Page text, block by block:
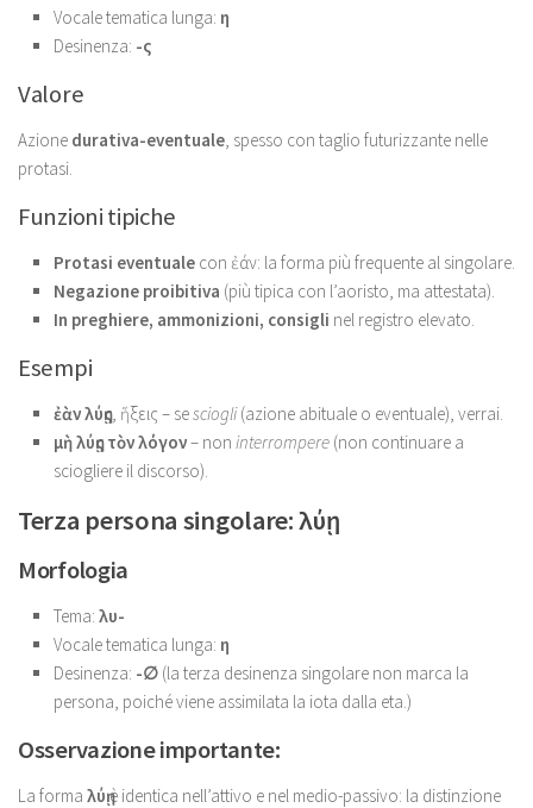
Vocale tematica lunga: η
Desinenza: -ς
Valore
Azione durativa-eventuale , spesso con taglio futurizzante nelle
protasi.
Funzioni tipiche
Protasi eventuale con ἐάν: la forma più frequente al singolare.
Negazione proibitiva (più tipica con l’aoristo, ma attestata).
In preghiere, ammonizioni, consigli nel registro elevato.
Esempi
ἐὰν λύῃς, ἥξεις – sesciogli(azione abituale o eventuale), verrai.
μὴ λύῃς τὸν λόγον– non interrompere (non continuare a
sciogliere il discorso).
Terza persona singolare: λύῃ
Morfologia
Tema: λυ-
Vocale tematica lunga: η
Desinenza: -∅ (la terza desinenza singolare non marca la
persona, poiché viene assimilata la iota dalla eta.)
Osservazione importante:
La forma λύῃè identica nell’attivo e nel medio-passivo: la distinzione